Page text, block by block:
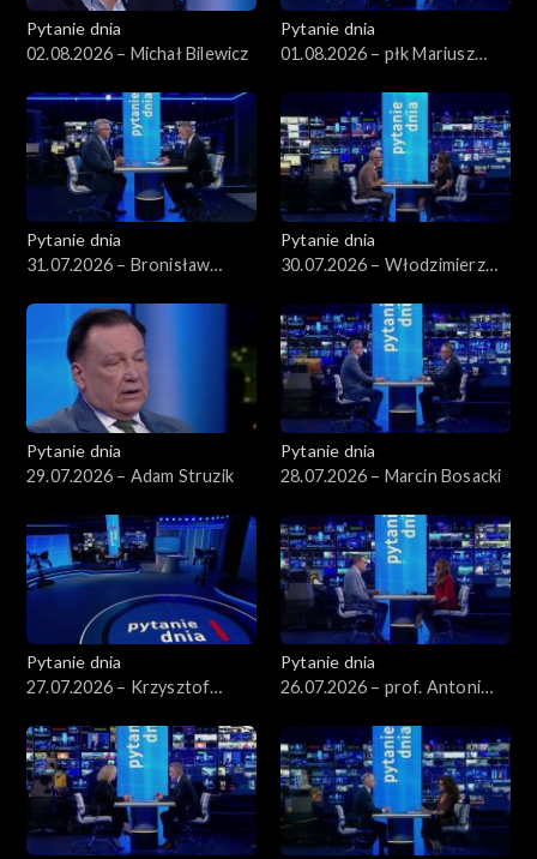
Pytanie dnia
02.08.2026 – Michał Bilewicz
Pytanie dnia
01.08.2026 – płk Mariusz
Pytanie dnia
31.07.2026 – Bronisław
Pytanie dnia
30.07.2026 – Włodzimierz
Pytanie dnia
29.07.2026 – Adam Struzik
Pytanie dnia
28.07.2026 – Marcin Bosacki
Pytanie dnia
27.07.2026 – Krzysztof
Pytanie dnia
26.07.2026 – prof. Antoni